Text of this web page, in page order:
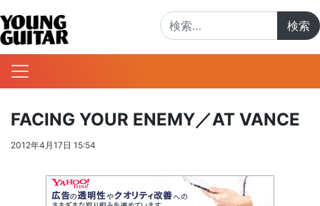
FACING YOUR ENEMY／AT VANCE
2012年4月17日 15:54